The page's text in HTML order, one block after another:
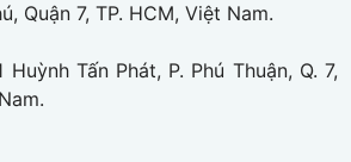
Quận 7, TP. HCM, Việt Nam.
Huỳnh Tấn Phát, P. Phú Thuận, Q. 7,